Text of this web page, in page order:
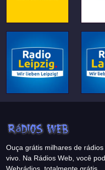
Ouça grátis milhares de
vivo. Na Rádios Web, você